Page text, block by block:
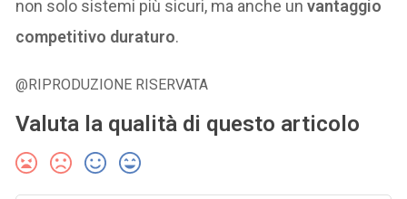
non solo sistemi più sicuri, ma anche unvantaggio
competitivo duraturo.
@RIPRODUZIONE RISERVATA
Valuta la qualità di questo articolo